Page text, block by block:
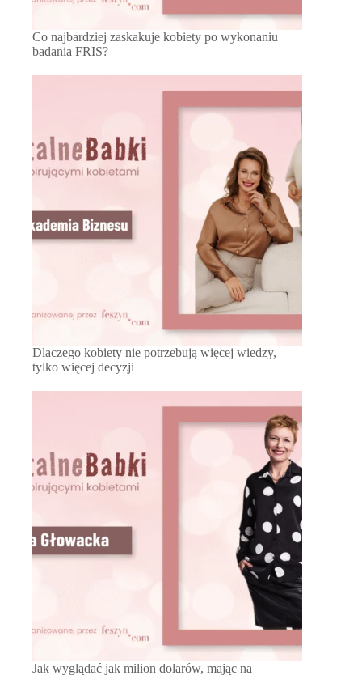
Co najbardziej zaskakuje kobiety po wykonaniu
badania FRIS?
Dlaczego kobiety nie potrzebują więcej wiedzy,
tylko więcej decyzji
Jak wyglądać jak milion dolarów, mając na